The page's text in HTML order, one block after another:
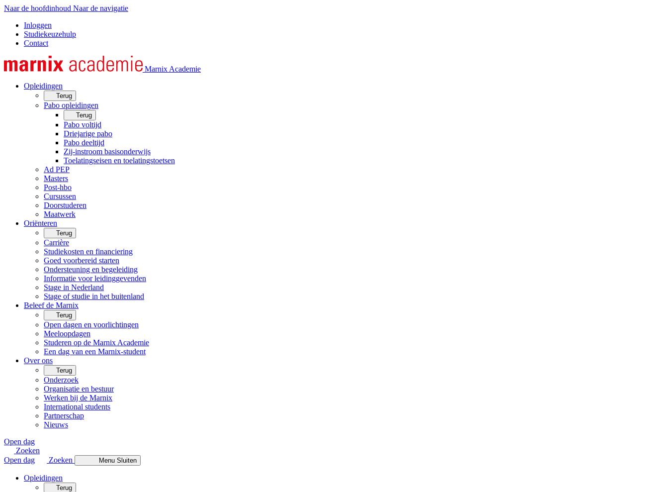
Naar de hoofdinhoud Naar de navigatie
Inloggen
Studiekeuzehulp
Contact
Marnix Academie
Opleidingen
Terug
Pabo opleidingen
Terug
Pabo voltijd
Driejarige pabo
Pabo deeltijd
Zij-instroom basisonderwijs
Toelatingseisen en toelatingstoetsen
Ad PEP
Masters
Post-hbo
Cursussen
Doorstuderen
Maatwerk
Oriënteren
Terug
Carrière
Studiekosten en financiering
Goed voorbereid starten
Ondersteuning en begeleiding
Informatie voor leidinggevenden
Stage in Nederland
Stage of studie in het buitenland
Beleef de Marnix
Terug
Open dagen en voorlichtingen
Meeloopdagen
Studeren op de Marnix Academie
Een dag van een Marnix-student
Over ons
Terug
Onderzoek
Organisatie en bestuur
Werken bij de Marnix
International students
Partnerschap
Nieuws
Open dag
Zoeken
Open dag
Zoeken Menu Sluiten
Opleidingen
Terug